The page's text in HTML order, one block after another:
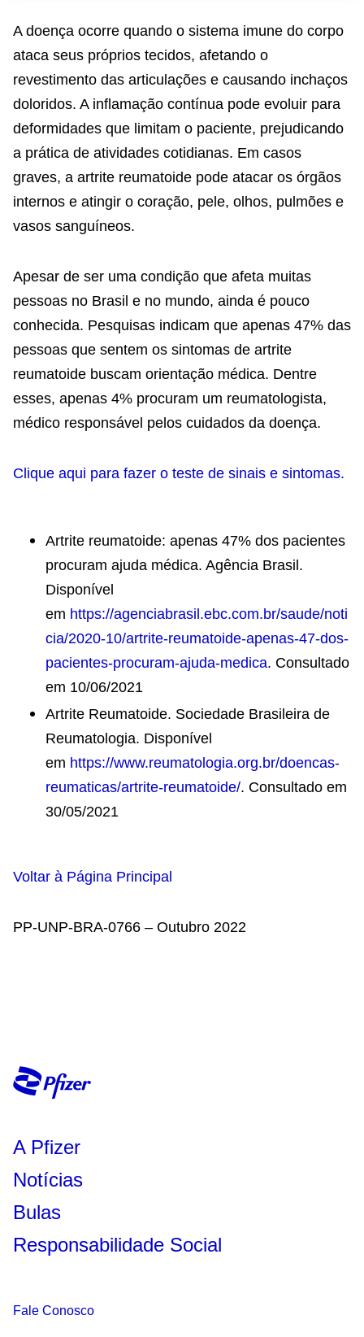
A doença ocorre quando o sistema imune do corpo
ataca seus próprios tecidos, afetando o
revestimento das articulações e causando inchaços
doloridos. A inflamação contínua pode evoluir para
deformidades que limitam o paciente, prejudicando
a prática de atividades cotidianas. Em casos
graves, a artrite reumatoide pode atacar os órgãos
internos e atingir o coração, pele, olhos, pulmões e
vasos sanguíneos.
Apesar de ser uma condição que afeta muitas
pessoas no Brasil e no mundo, ainda é pouco
conhecida. Pesquisas indicam que apenas 47% das
pessoas que sentem os sintomas de artrite
reumatoide buscam orientação médica. Dentre
esses, apenas 4% procuram um reumatologista,
médico responsável pelos cuidados da doença.
Clique aqui para fazer o teste de sinais e sintomas.
Artrite reumatoide: apenas 47% dos pacientes
procuram ajuda médica. Agência Brasil.
Disponível
em https://agenciabrasil.ebc.com.br/saude/noti
cia/2020-10/artrite-reumatoide-apenas-47-dos-
pacientes-procuram-ajuda-medica. Consultado
em 10/06/2021
Artrite Reumatoide. Sociedade Brasileira de
Reumatologia. Disponível
em https://www.reumatologia.org.br/doencas-
reumaticas/artrite-reumatoide/. Consultado em
30/05/2021
Voltar à Página Principal
PP-UNP-BRA-0766 – Outubro 2022
A Pfizer
Notícias
Bulas
Responsabilidade Social
Fale Conosco